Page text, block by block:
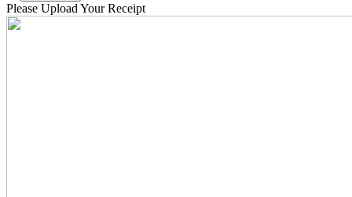
Please Upload Your Receipt